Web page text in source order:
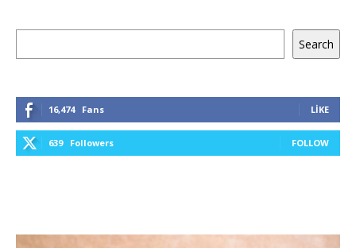
Search
16,474 Fans LIKE
639 Followers FOLLOW